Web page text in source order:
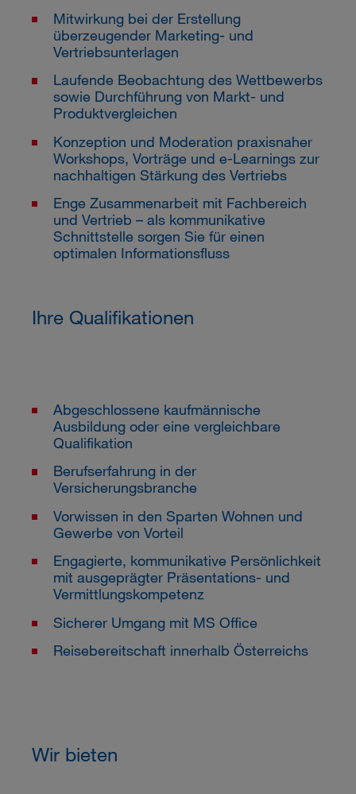
Mitwirkung bei der Erstellung
überzeugender Marketing- und
Vertriebsunterlagen
Laufende Beobachtung des Wettbewerbs
sowie Durchführung von Markt- und
Produktvergleichen
Konzeption und Moderation praxisnaher
Workshops, Vorträge und e-Learnings zur
nachhaltigen Stärkung des Vertriebs
Enge Zusammenarbeit mit Fachbereich
und Vertrieb – als kommunikative
Schnittstelle sorgen Sie für einen
optimalen Informationsfluss
Ihre Qualifikationen
Abgeschlossene kaufmännische
Ausbildung oder eine vergleichbare
Qualifikation
Berufserfahrung in der
Versicherungsbranche
Vorwissen in den Sparten Wohnen und
Gewerbe von Vorteil
Engagierte, kommunikative Persönlichkeit
mit ausgeprägter Präsentations- und
Vermittlungskompetenz
Sicherer Umgang mit MS Office
Reisebereitschaft innerhalb Österreichs
Wir bieten